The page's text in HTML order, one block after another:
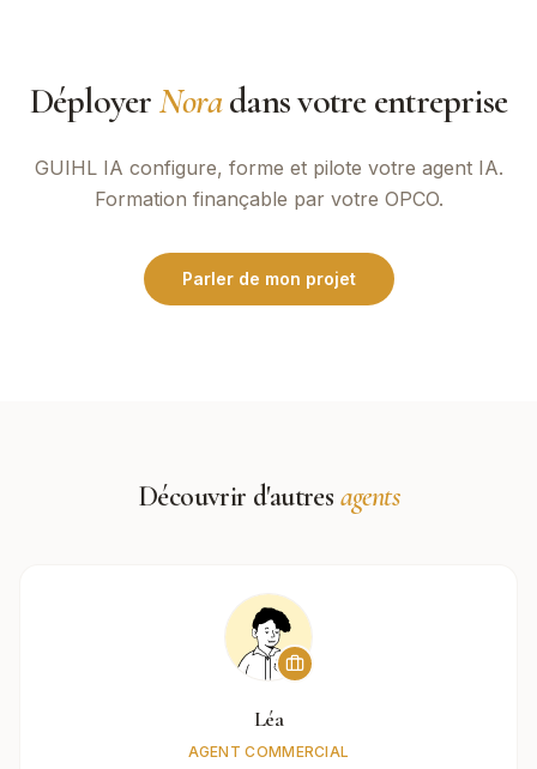
DéployerNoradans votre entreprise
GUIHL IA configure, forme et pilote votre agent IA.
Formation finançable par votre OPCO.
Parler de mon projet
Découvrir d'autres agents
Léa
AGENT COMMERCIAL